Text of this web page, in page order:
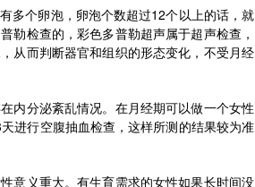
多个卵泡，卵泡个数超过12个以上的话，就
勒检查的，彩色多普勒超声属于超声检查，
从而判断器官和组织的形态变化，不受月经
内分泌紊乱情况。在月经期可以做一个女性
进行空腹抽血检查，这样所测的结果较为准
意义重大。有生育需求的女性如果长时间没